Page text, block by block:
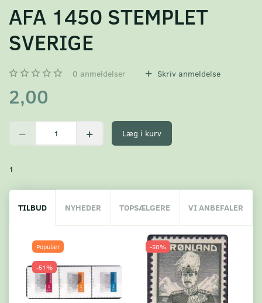
AFA 1450 STEMPLET
SVERIGE
0 anmeldelser Skriv anmeldelse
2,00
Læg i kurv
1
TILBUD NYHEDER TOPSÆLGERE VI ANBEFALER
Populær
-51%
-50%